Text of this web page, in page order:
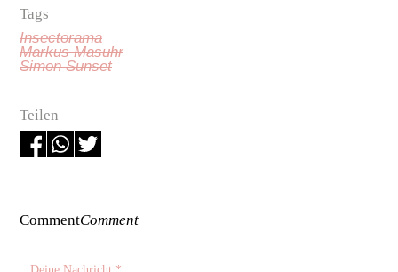
Tags
Insectorama
Markus Masuhr
Simon Sunset
Teilen
CommentComment